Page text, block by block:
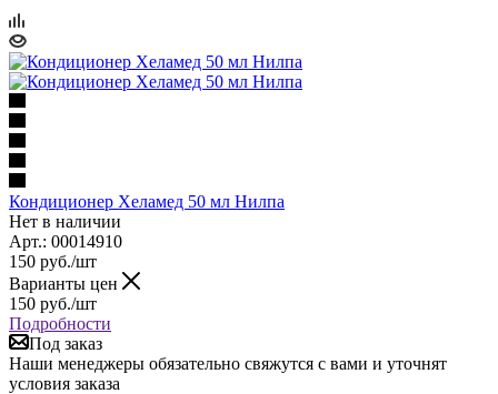
Кондиционер Хеламед 50 мл Нилпа
Нет в наличии
Арт.: 00014910
150 руб./шт
Варианты цен
150 руб./шт
Подробности
Под заказ
Наши менеджеры обязательно свяжутся с вами и уточнят
условия заказа